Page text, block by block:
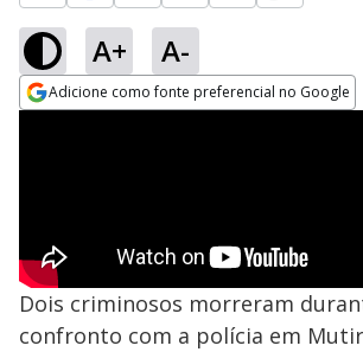
A+ A-
Adicione como fonte preferencial no Google
Dois criminosos morreram
confronto com a polícia em